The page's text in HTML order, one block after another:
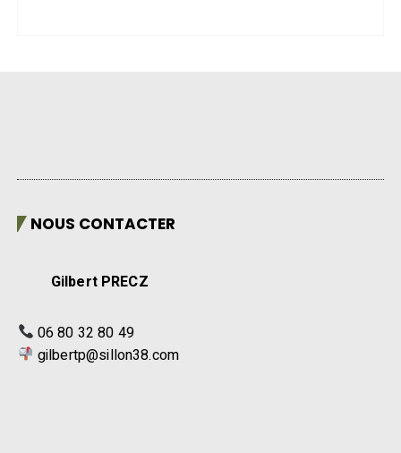
NOUS CONTACTER
Gilbert PRECZ
06 80 32 80 49
gilbertp@sillon38.com